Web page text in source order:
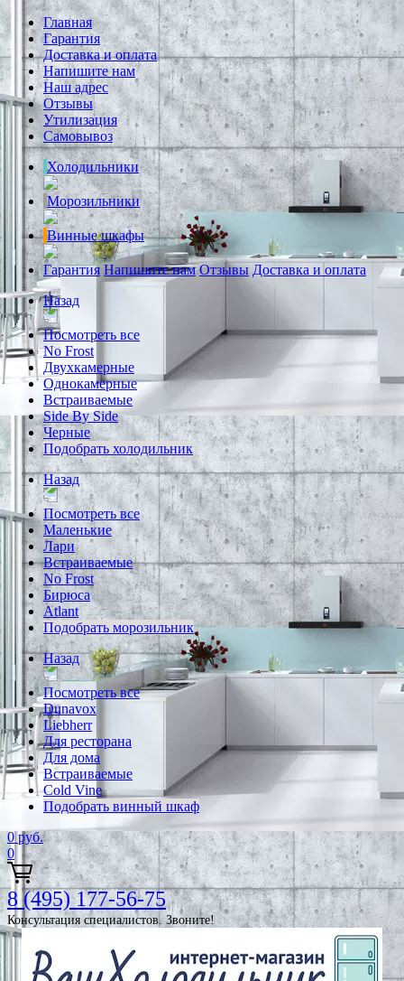
Главная
Гарантия
Доставка и оплата
Напишите нам
Наш адрес
Отзывы
Утилизация
Самовывоз
Холодильники
Морозильники
Винные шкафы
Гарантия Напишите нам Отзывы Доставка и оплата
Назад
Посмотреть все
No Frost
Двухкамерные
Однокамерные
Встраиваемые
Side By Side
Черные
Подобрать холодильник
Назад
Посмотреть все
Маленькие
Лари
Встраиваемые
No Frost
Бирюса
Atlant
Подобрать морозильник
Назад
Посмотреть все
Dunavox
Liebherr
Для ресторана
Для дома
Встраиваемые
Cold Vine
Подобрать винный шкаф
0 руб.
0
8 (495) 177-56-75
Консультация специалистов. Звоните!